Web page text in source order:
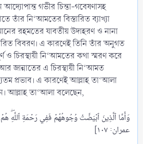
গভীর চিন্তা-গবেষণাসহ
তাঁর নি‘আমতের বিস্তারিত ব্যাখ্যা
রহমতের যাবতীয় উদাহরণ ও নানা
বিবরণ। এ কারণেই তিনি তাঁর অনুগত
ও চিরস্থায়ী নি‘আমতের কথা স্মরণ করে
জান্নাতের এ চিরস্থায়ী নি‘আমত
প্রভাব। এ কারণেই আল্লাহ তা‘আলা
আল্লাহ তা‘আলা বলেছেন,